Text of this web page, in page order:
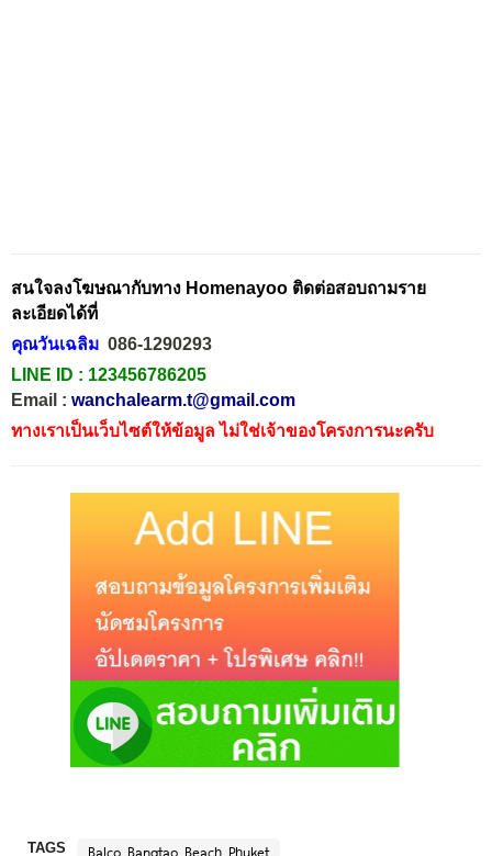
สนใจลงโฆษณากับทาง Homenayoo ติดต่อสอบถามราย
ละเอียดได้ที่
คุณวันเฉลิม 086-1290293
LINE ID : 123456786205
Email : wanchalearm.t@gmail.com
ทางเราเป็นเว็บไซต์ให้ข้อมูล ไม่ใช่เจ้าของโครงการนะครับ
TAGS
Balco Bangtao Beach Phuket